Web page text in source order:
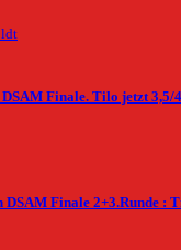
DSAM Finale. Tilo jetzt 3,5/4
DSAM Finale 2+3.Runde :